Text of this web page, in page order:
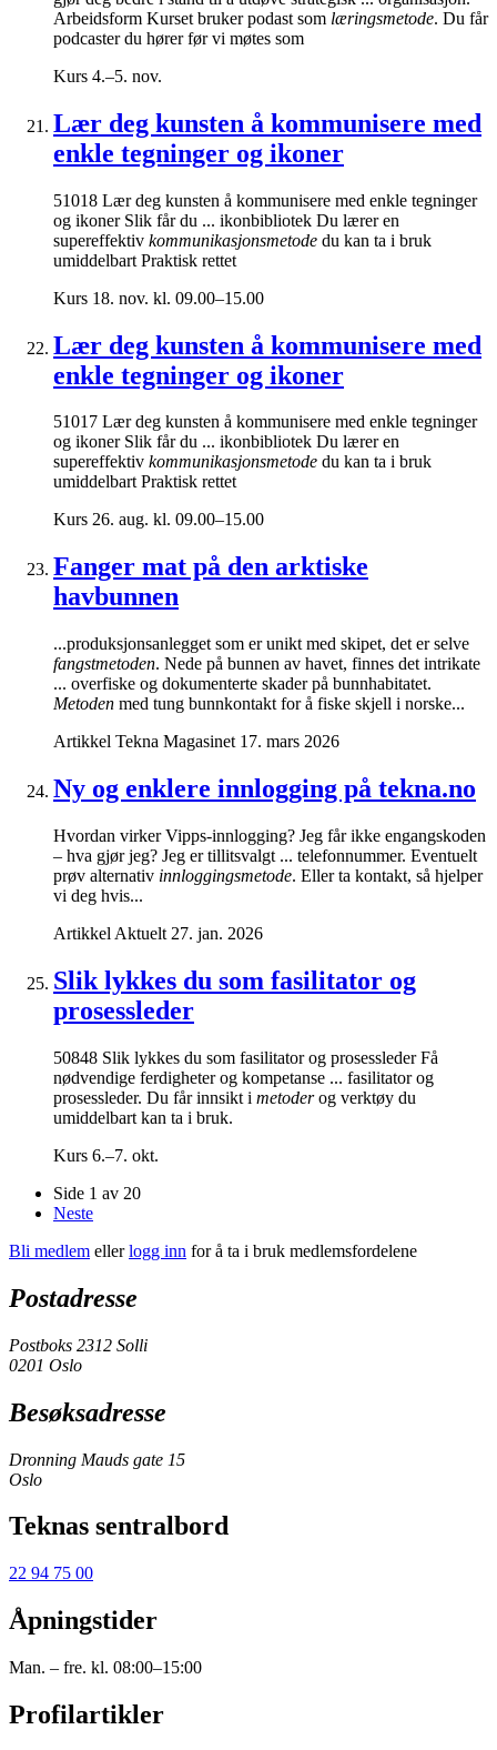
Arbeidsform Kurset bruker podast som læringsmetode. Du får
podcaster du hører før vi møtes som
Kurs 4.–5. nov.
Lær deg kunsten å kommunisere med
enkle tegninger og ikoner
51018 Lær deg kunsten å kommunisere med enkle tegninger
og ikoner Slik får du ... ikonbibliotek Du lærer en
supereffektiv kommunikasjonsmetode du kan ta i bruk
umiddelbart Praktisk rettet
Kurs 18. nov. kl. 09.00–15.00
Lær deg kunsten å kommunisere med
enkle tegninger og ikoner
51017 Lær deg kunsten å kommunisere med enkle tegninger
og ikoner Slik får du ... ikonbibliotek Du lærer en
supereffektiv kommunikasjonsmetode du kan ta i bruk
umiddelbart Praktisk rettet
Kurs 26. aug. kl. 09.00–15.00
Fanger mat på den arktiske
havbunnen
...produksjonsanlegget som er unikt med skipet, det er selve
fangstmetoden. Nede på bunnen av havet, finnes det intrikate
... overfiske og dokumenterte skader på bunnhabitatet.
Metoden med tung bunnkontakt for å fiske skjell i norske...
Artikkel Tekna Magasinet 17. mars 2026
Ny og enklere innlogging på tekna.no
Hvordan virker Vipps-innlogging? Jeg får ikke engangskoden
– hva gjør jeg? Jeg er tillitsvalgt ... telefonnummer. Eventuelt
prøv alternativ innloggingsmetode. Eller ta kontakt, så hjelper
vi deg hvis...
Artikkel Aktuelt 27. jan. 2026
Slik lykkes du som fasilitator og
prosessleder
50848 Slik lykkes du som fasilitator og prosessleder Få
nødvendige ferdigheter og kompetanse ... fasilitator og
prosessleder. Du får innsikt i metoderog verktøy du
umiddelbart kan ta i bruk.
Kurs 6.–7. okt.
Side 1 av 20
Neste
Bli medlem ellerlogg inn for å ta i bruk medlemsfordelene
Postadresse
Postboks 2312 Solli
0201 Oslo
Besøksadresse
Dronning Mauds gate 15
Oslo
Teknas sentralbord
22 94 75 00
Åpningstider
Man. – fre. kl. 08:00–15:00
Profilartikler